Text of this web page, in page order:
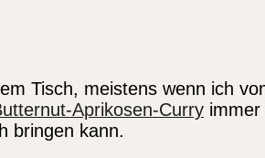
Tisch, meistens wenn ich
Aprikosen-Curry
bringen kann.